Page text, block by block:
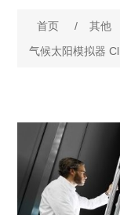
OCT MZI干涉仪
OCT 平衡探测器
OCT数据采集卡
BC电池解决方案
少子寿命测试仪
电阻率测试仪
半导体装备
等离子刻蚀设备
晶锭检测质量控制
首页 / 其他
气候太阳模拟器